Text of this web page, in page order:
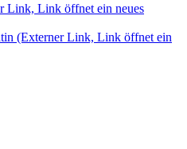
Link, Link öffnet ein neues
(Externer Link, Link öffnet ein